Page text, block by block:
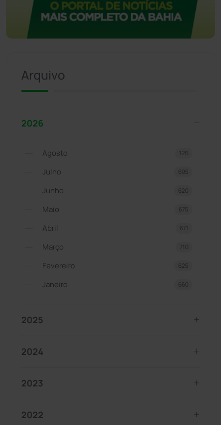
Arquivo
2026
Agosto 126
Julho 695
Junho 620
Maio 675
Abril 671
Março 710
Fevereiro 625
Janeiro 660
2025
2024
2023
2022